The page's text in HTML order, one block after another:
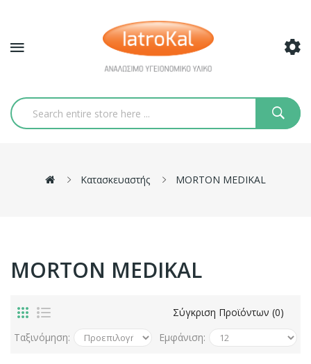
Κατασκευαστής MORTON MEDIKAL
MORTON MEDIKAL
Σύγκριση Προϊόντων (0)
Ταξινόμηση:
Εμφάνιση: